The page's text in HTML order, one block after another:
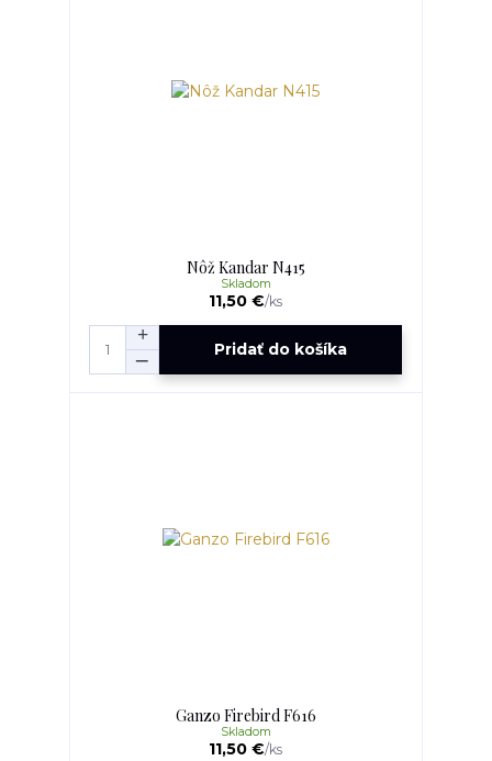
Nôž Kandar N415
11,50 €/ks
Skladom
Pridať do košíka
Ganzo Firebird F616
11,50 €/ks
Skladom